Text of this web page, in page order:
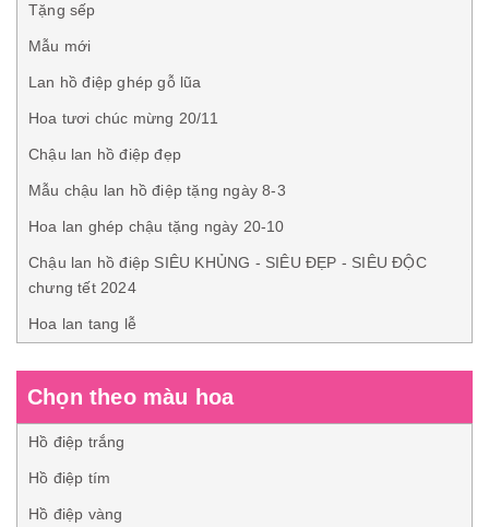
Tặng sếp
Mẫu mới
Lan hồ điệp ghép gỗ lũa
Hoa tươi chúc mừng 20/11
Chậu lan hồ điệp đẹp
Mẫu chậu lan hồ điệp tặng ngày 8-3
Hoa lan ghép chậu tặng ngày 20-10
Chậu lan hồ điệp SIÊU KHỦNG - SIÊU ĐẸP - SIÊU ĐỘC
chưng tết 2024
Hoa lan tang lễ
Chọn theo màu hoa
Hồ điệp trắng
Hồ điệp tím
Hồ điệp vàng